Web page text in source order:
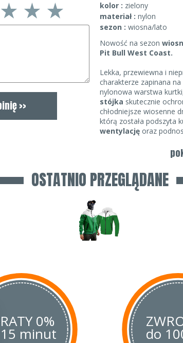
kolor : zielony
materiał : nylon
sezon : wiosna/lato
Nowość na sezon
Pit Bull West Coast.
Lekka, przewiewna i
charakterze zapinana
nylonowa warstwa
stójka skutecznie
chłodniejsze wiosenne
którą została podszyta
wentylację oraz
jest
Proponujemy Państwu
schematy i nadają
Cechy produktu:
cyrkulacji powietrza;
wodoszczelne zamki;
szeroki, mocny
silikonowa naszywka
regulacja kaptura;
wszystkie suwaki
OSTATNIO PRZEGLĄDANE
0%
15 minut do